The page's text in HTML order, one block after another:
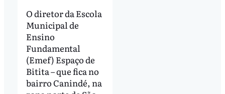
O diretor da Escola
Municipal de
Ensino
Fundamental
(Emef) Espaço de
Bitita – que fica no
bairro Canindé, na